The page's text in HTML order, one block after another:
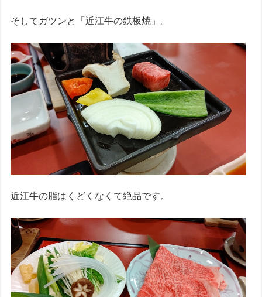
そしてガツンと「近江牛の鉄板焼」。
近江牛の脂はくどくなくて絶品です。